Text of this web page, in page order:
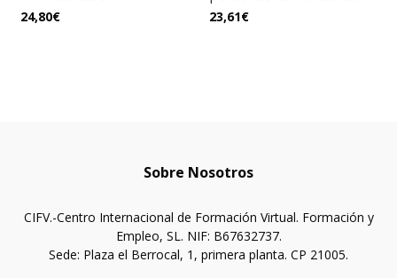
24,80€ 23,61€
Sobre Nosotros
CIFV.-Centro Internacional de Formación Virtual. Formación y
Empleo, SL. NIF: B67632737.
Sede: Plaza el Berrocal, 1, primera planta. CP 21005.